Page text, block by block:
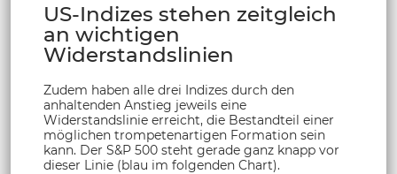
US-Indizes stehen zeitgleich
an wichtigen
Widerstandslinien
Zudem haben alle drei Indizes durch den
anhaltenden Anstieg jeweils eine
Widerstandslinie erreicht, die Bestandteil einer
möglichen trompetenartigen Formation sein
kann. Der S&P 500 steht gerade ganz knapp vor
dieser Linie (blau im folgenden Chart).